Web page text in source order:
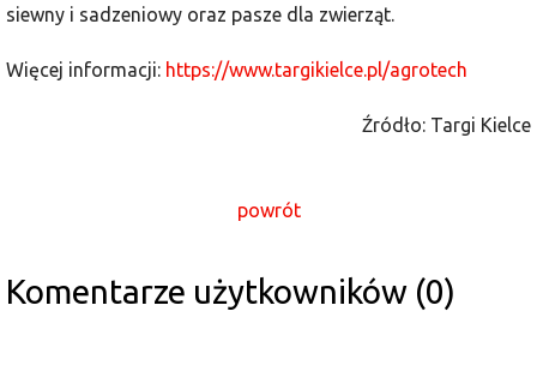
siewny i sadzeniowy oraz pasze dla zwierząt.
Więcej informacji: https://www.targikielce.pl/agrotech
Źródło: Targi Kielce
powrót
Komentarze użytkowników (0)